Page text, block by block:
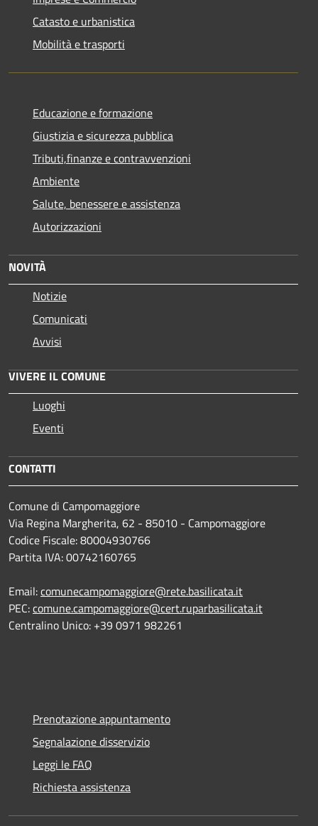
Catasto e urbanistica
Mobilità e trasporti
Educazione e formazione
Giustizia e sicurezza pubblica
Tributi,finanze e contravvenzioni
Ambiente
Salute, benessere e assistenza
Autorizzazioni
NOVITÀ
Notizie
Comunicati
Avvisi
VIVERE IL COMUNE
Luoghi
Eventi
CONTATTI
Comune di Campomaggiore
Via Regina Margherita, 62 - 85010 - Campomaggiore
Codice Fiscale: 80004930766
Partita IVA: 00742160765
Email:comunecampomaggiore@rete.basilicata.it
PEC:comune.campomaggiore@cert.ruparbasilicata.it
Centralino Unico: +39 0971 982261
Prenotazione appuntamento
Segnalazione disservizio
Leggi le FAQ
Richiesta assistenza